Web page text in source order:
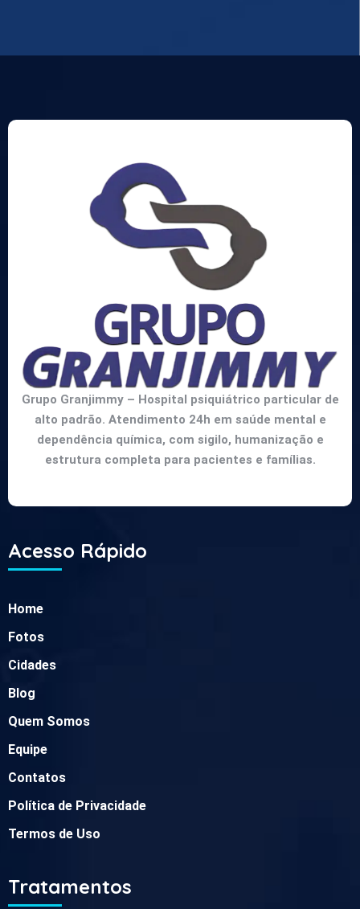
Grupo Granjimmy – Hospital psiquiátrico particular de
alto padrão. Atendimento 24h em saúde mental e
dependência química, com sigilo, humanização e
estrutura completa para pacientes e famílias.
Acesso Rápido
Home
Fotos
Cidades
Blog
Quem Somos
Equipe
Contatos
Política de Privacidade
Termos de Uso
Tratamentos